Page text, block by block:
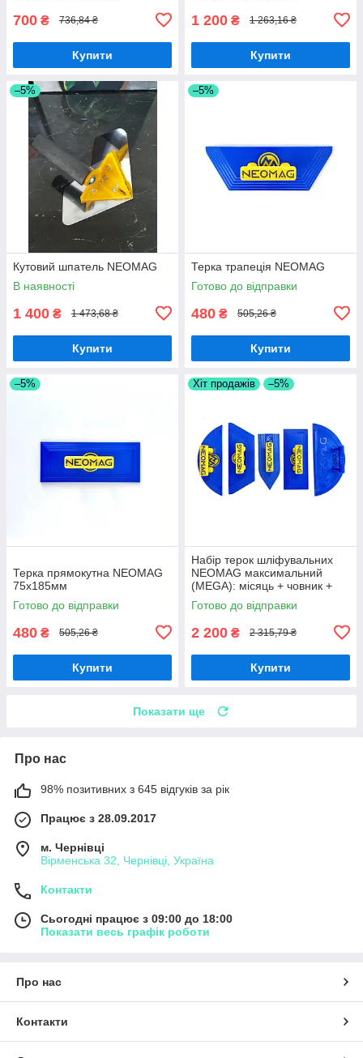
700 ₴ 736,84 ₴
Купити
1 200 ₴ 1 263,16 ₴
Купити
–5%
Кутовий шпатель NEOMAG
В наявності
1 400 ₴ 1 473,68 ₴
Купити
–5%
Терка трапеція NEOMAG
Готово до відправки
480 ₴ 505,26 ₴
Купити
–5%
Терка прямокутна NEOMAG
75х185мм
Готово до відправки
480 ₴ 505,26 ₴
Купити
Хіт продажів –5%
Набір терок шліфувальних
NEOMAG максимальний
(MEGA): місяць + човник +
тіньова
терка+трапеція+прямокутна
Готово до відправки
2 200 ₴ 2 315,79 ₴
Купити
Показати ще
Про нас
98% позитивних з 645 відгуків за рік
Працює з 28.09.2017
м. Чернівці
Вірменська 32, Чернівці, Україна
Контакти
Сьогодні працює з 09:00 до 18:00
Показати весь графік роботи
Про нас
Контакти